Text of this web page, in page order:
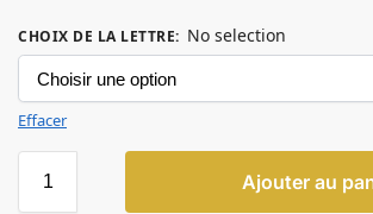
CHOIX DE LA LETTRE: No selection
Effacer
Ajouter au